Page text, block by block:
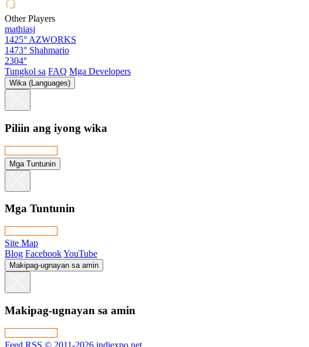
Other Players
mathiasj
1425° AZWORKS
1473° Shahmario
2304°
Tungkol sa FAQ Mga Developers
Wika (Languages)
Piliin ang iyong wika
Mga Tuntunin
Mga Tuntunin
Site Map
Blog FacebookYouTube
Makipag-ugnayan sa amin
Makipag-ugnayan sa amin
Feed RSS © 2011-2026 indiexpo.net